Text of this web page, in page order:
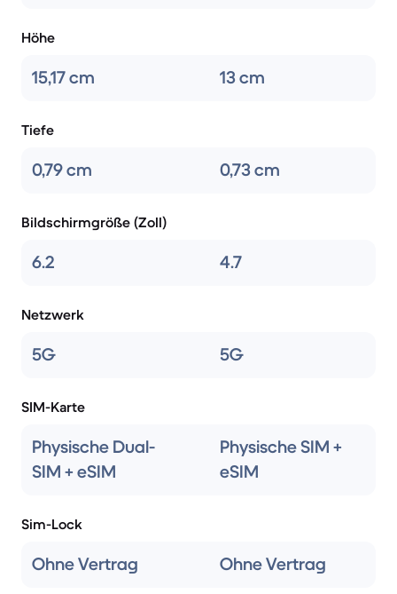
Höhe
15,17 cm 13 cm
Tiefe
0,79 cm 0,73 cm
Bildschirmgröße (Zoll)
6.2 4.7
Netzwerk
5G 5G
SIM-Karte
Physische Dual-
SIM + eSIM
Physische SIM +
eSIM
Sim-Lock
Ohne Vertrag Ohne Vertrag